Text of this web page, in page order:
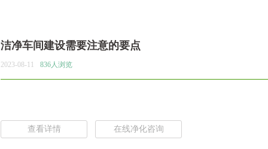
洁净车间建设需要注意的要点
2023-08-11 836人浏览
查看详情 在线净化咨询